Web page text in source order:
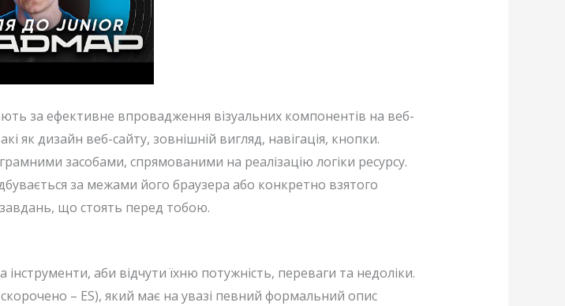
за ефективне впровадження візуальних компонентів на веб-
як дизайн веб-сайту, зовнішній вигляд, навігація, кнопки.
засобами, спрямованими на реалізацію логіки ресурсу.
за межами його браузера або конкретно взятого
що стоять перед тобою.
аби відчути їхню потужність, переваги та недоліки.
– ES), який має на увазі певний формальний опис